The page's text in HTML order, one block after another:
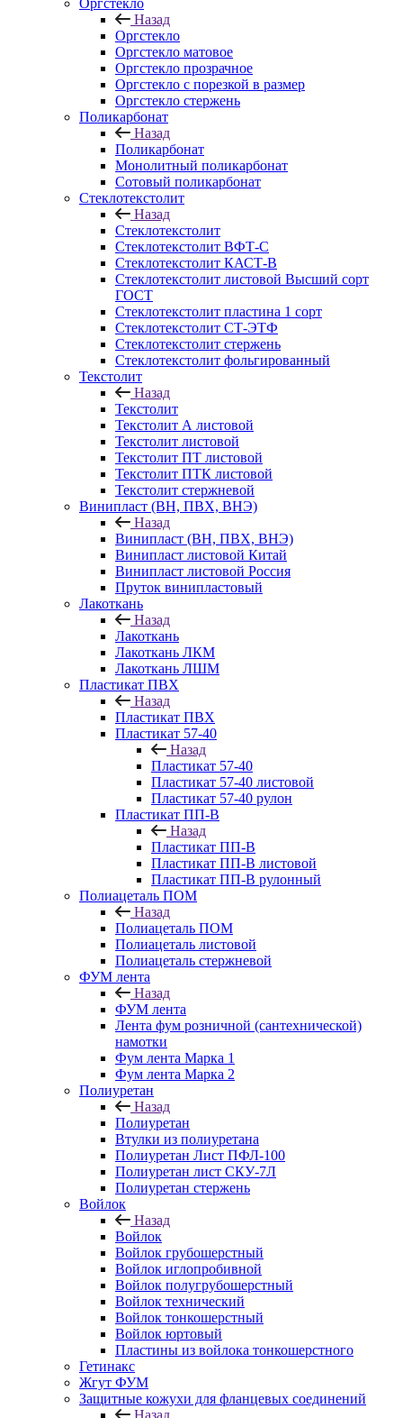
Оргстекло
Назад
Оргстекло
Оргстекло матовое
Оргстекло прозрачное
Оргстекло с порезкой в размер
Оргстекло стержень
Поликарбонат
Назад
Поликарбонат
Монолитный поликарбонат
Сотовый поликарбонат
Стеклотекстолит
Назад
Стеклотекстолит
Стеклотекстолит ВФТ-С
Стеклотекстолит КАСТ-В
Стеклотекстолит листовой Высший сорт
ГОСТ
Стеклотекстолит пластина 1 сорт
Стеклотекстолит СТ-ЭТФ
Стеклотекстолит стержень
Стеклотекстолит фольгированный
Текстолит
Назад
Текстолит
Текстолит А листовой
Текстолит листовой
Текстолит ПТ листовой
Текстолит ПТК листовой
Текстолит стержневой
Винипласт (ВН, ПВХ, ВНЭ)
Назад
Винипласт (ВН, ПВХ, ВНЭ)
Винипласт листовой Китай
Винипласт листовой Россия
Пруток винипластовый
Лакоткань
Назад
Лакоткань
Лакоткань ЛКМ
Лакоткань ЛШМ
Пластикат ПВХ
Назад
Пластикат ПВХ
Пластикат 57-40
Назад
Пластикат 57-40
Пластикат 57-40 листовой
Пластикат 57-40 рулон
Пластикат ПП-В
Назад
Пластикат ПП-В
Пластикат ПП-В листовой
Пластикат ПП-В рулонный
Полиацеталь ПОМ
Назад
Полиацеталь ПОМ
Полиацеталь листовой
Полиацеталь стержневой
ФУМ лента
Назад
ФУМ лента
Лента фум розничной (сантехнической)
намотки
Фум лента Марка 1
Фум лента Марка 2
Полиуретан
Назад
Полиуретан
Втулки из полиуретана
Полиуретан Лист ПФЛ-100
Полиуретан лист СКУ-7Л
Полиуретан стержень
Войлок
Назад
Войлок
Войлок грубошерстный
Войлок иглопробивной
Войлок полугрубошерстный
Войлок технический
Войлок тонкошерстный
Войлок юртовый
Пластины из войлока тонкошерстного
Гетинакс
Жгут ФУМ
Защитные кожухи для фланцевых соединений